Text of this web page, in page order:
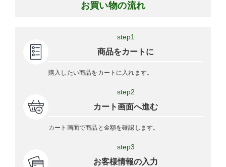
お買い物の流れ
step1
商品をカートに
購入したい商品をカートに入れます。
step2
カート画面へ進む
カート画面で商品と金額を確認します。
step3
お客様情報の入力